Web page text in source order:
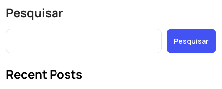
Pesquisar
Pesquisar
Recent Posts